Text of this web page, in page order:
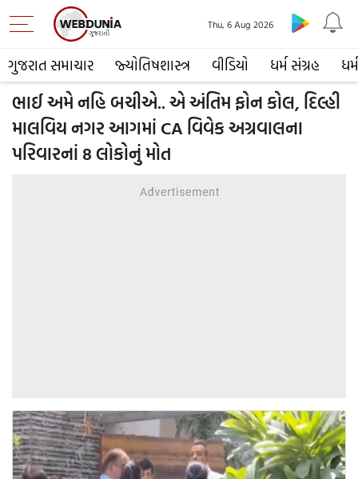
ગુજરાત સમાચાર જ્યોતિષશાસ્ત્ર વીડિયો ધર્મ સંગ્રહ ધર્મ
Thu, 6 Aug 2026
ભાઈ અમે નહિ બચીએ.. એ અંતિમ ફોન કોલ, દિલ્હી
માલવિય નગર આગમાં CA વિવેક અગ્રવાલના
પરિવારનાં 8 લોકોનું મોત